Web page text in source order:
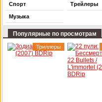
Спорт
Музыка
Трейлеры
Популярные по просмотрам
Триллеры